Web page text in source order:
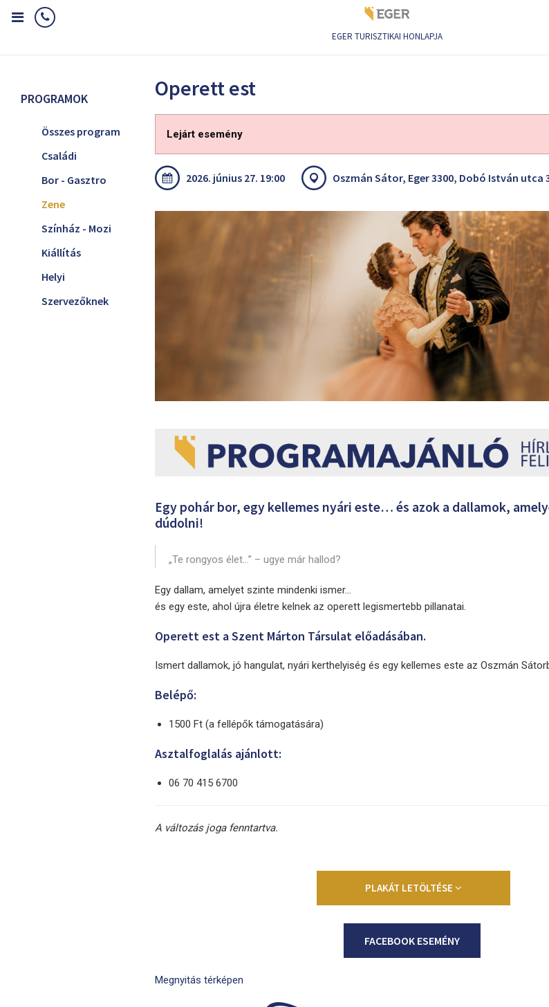
EGER TURISZTIKAI HONLAPJA
PROGRAMOK
Összes program
Családi
Bor - Gasztro
Zene
Színház - Mozi
Kiállítás
Helyi
Szervezőknek
Operett est
Lejárt esemény
2026. június 27. 19:00 Oszmán Sátor, Eger 3300, Dobó István utca
Egy pohár bor, egy kellemes nyári este… és azok a dallamok,
dúdolni!
„Te rongyos élet…” – ugye már hallod?
Egy dallam, amelyet szinte mindenki ismer…
és egy este, ahol újra életre kelnek az operett legismertebb pillanatai.
Operett est a Szent Márton Társulat előadásában.
Ismert dallamok, jó hangulat, nyári kerthelyiség és egy kellemes este az Oszmán
Belépő:
1500 Ft (a fellépők támogatására)
Asztalfoglalás ajánlott:
06 70 415 6700
A változás joga fenntartva.
PLAKÁT LETÖLTÉSE
FACEBOOK ESEMÉNY
Megnyitás térképen